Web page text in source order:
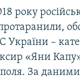
року
України –
«Яни
За